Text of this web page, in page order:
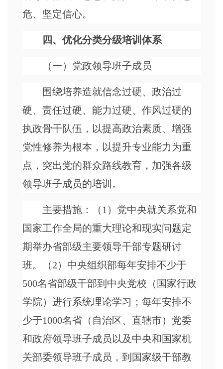
危、坚定信心。
四、优化分类分级培训体系
（一）党政领导班子成员
围绕培养造就信念过硬、政治过
硬、责任过硬、能力过硬、作风过硬的
执政骨干队伍，以提高政治素质、增强
党性修养为根本，以提升专业能力为重
点，突出党的群众路线教育，加强各级
领导班子成员的培训。
主要措施：（ 1）党中央就关系党和
国家工作全局的重大理论和现实问题定
期举办省部级主要领导干部专题研讨
班。（2）中央组织部每年安排不少于
500名省部级干部到中央党校（国家行政
学院）进行系统理论学习；每年安排不
少于1000名省（自治区、直辖市）党委
和政府领导班子成员以及中央和国家机
关部委领导班子成员，到国家级干部教